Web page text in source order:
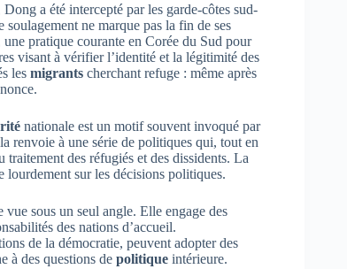
a été intercepté par les garde-côtes sud-
ne marque pas la fin de ses
pratique courante en Corée du Sud pour
visant à vérifier l’identité et la légitimité des
les migrants cherchant refuge : même après
nationale est un motif souvent invoqué par
renvoie à une série de politiques qui, tout en
des réfugiés et des dissidents. La
lourdement sur les décisions politiques.
sous un seul angle. Elle engage des
des nations d’accueil.
de la démocratie, peuvent adopter des
à des questions de politique intérieure.